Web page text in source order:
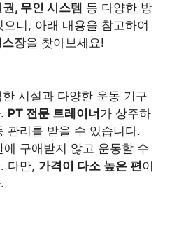
, 무인 시스템 등 다양한 방
니, 아래 내용을 참고하여
장을 찾아보세요!
한 시설과 다양한 운동 기구
PT 전문 트레이너가 상주하
관리를 받을 수 있습니다.
에 구애받지 않고 운동할 수
다만, 가격이 다소 높은 편이